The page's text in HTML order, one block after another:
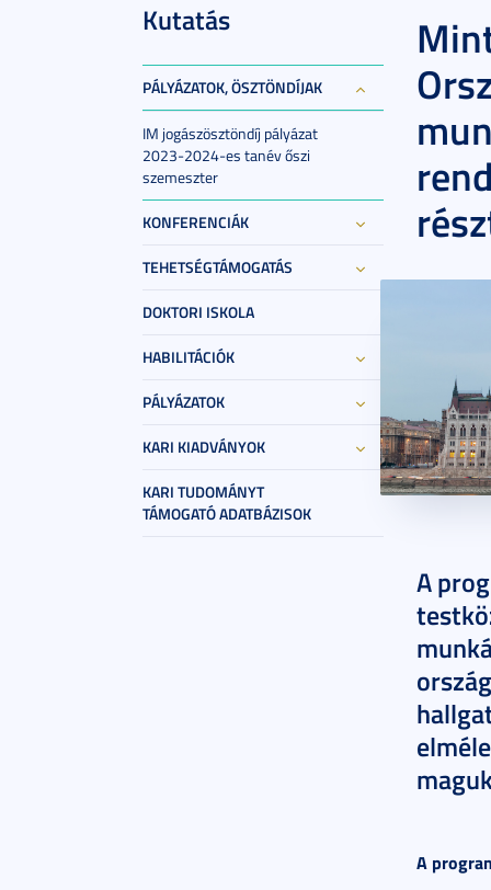
Kutatás
PÁLYÁZATOK, ÖSZTÖNDÍJAK
IM jogászösztöndíj pályázat
2023-2024-es tanév őszi
szemeszter
KONFERENCIÁK
TEHETSÉGTÁMOGATÁS
DOKTORI ISKOLA
HABILITÁCIÓK
PÁLYÁZATOK
KARI KIADVÁNYOK
KARI TUDOMÁNYT
TÁMOGATÓ ADATBÁZISOK
A
A